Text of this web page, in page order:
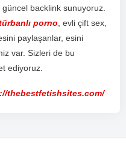
güncel backlink sunuyoruz
porno evli çift sex
ini paylaşanlar, esini
iz var. Sizleri de bu
t ediyoruz
thebestfetishsites.com/